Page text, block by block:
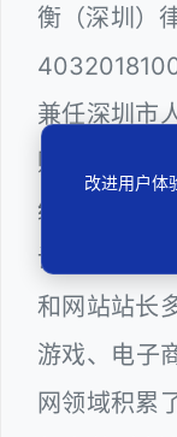
衡（深圳）
兼任深圳市
购评审专家
统公职律师
设计师、计
和网站站长
游戏、电子
网领域积累
改进用户体